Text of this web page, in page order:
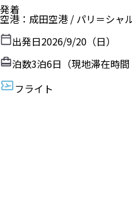
発着
空港 ： 成田空港 / パリ＝シャ
出発日2026/9/20（日）
泊数3泊6日（現地滞在時間
フライト